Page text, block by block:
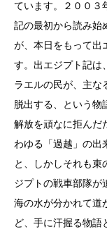
ています。２００３
記の最初から読み始
が、本日をもって出
す。出エジプト記は
ラエルの民が、主な
脱出する、という物
解放を頑なに拒んだ
わゆる「過越」の出
と、しかしそれも束
ジプトの戦車部隊が
海の水が分かれて道
ど、手に汗握る物語